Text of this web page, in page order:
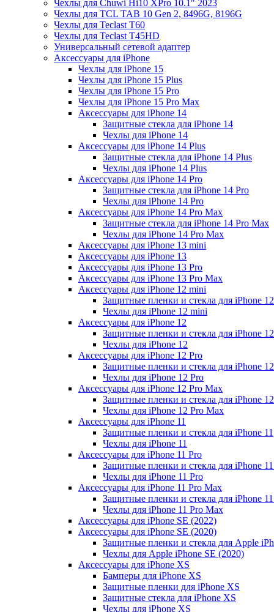
Чехлы для Chuwi Hi10 XPro 10.1" 2023
Чехлы для TCL TAB 10 Gen 2, 8496G, 8196G
Чехлы для Teclast T60
Чехлы для Teclast T45HD
Универсальный сетевой адаптер
Аксессуары для iPhone
Чехлы для iPhone 15
Чехлы для iPhone 15 Plus
Чехлы для iPhone 15 Pro
Чехлы для iPhone 15 Pro Max
Аксессуары для iPhone 14
Защитные стекла для iPhone 14
Чехлы для iPhone 14
Аксессуары для iPhone 14 Plus
Защитные стекла для iPhone 14 Plus
Чехлы для iPhone 14 Plus
Аксессуары для iPhone 14 Pro
Защитные стекла для iPhone 14 Pro
Чехлы для iPhone 14 Pro
Аксессуары для iPhone 14 Pro Max
Защитные стекла для iPhone 14 Pro Max
Чехлы для iPhone 14 Pro Max
Аксессуары для iPhone 13 mini
Аксессуары для iPhone 13
Аксессуары для iPhone 13 Pro
Аксессуары для iPhone 13 Pro Max
Аксессуары для iPhone 12 mini
Защитные пленки и стекла для iPhone
Чехлы для iPhone 12 mini
Аксессуары для iPhone 12
Защитные пленки и стекла для iPhone 12
Чехлы для iPhone 12
Аксессуары для iPhone 12 Pro
Защитные пленки и стекла для iPhone
Чехлы для iPhone 12 Pro
Аксессуары для iPhone 12 Pro Max
Защитные пленки и стекла для iPhone
Чехлы для iPhone 12 Pro Max
Аксессуары для iPhone 11
Защитные пленки и стекла для iPhone 11
Чехлы для iPhone 11
Аксессуары для iPhone 11 Pro
Защитные пленки и стекла для iPhone
Чехлы для iPhone 11 Pro
Аксессуары для iPhone 11 Pro Max
Защитные пленки и стекла для iPhone
Чехлы для iPhone 11 Pro Max
Аксессуары для iPhone SE (2022)
Аксессуары для iPhone SE (2020)
Защитные пленки и стекла для Apple
Чехлы для Apple iPhone SE (2020)
Аксессуары для iPhone ХS
Бамперы для iPhone ХS
Защитные пленки для iPhone ХS
Защитные стекла для iPhone ХS
Чехлы для iPhone ХS